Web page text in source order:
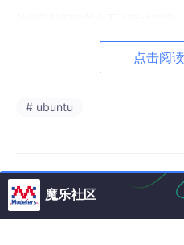
dconf-editor:
org - gnome - desktop -
点击阅
# ubuntu
魔乐社区